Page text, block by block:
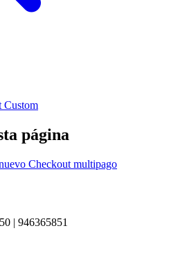
Custom
página
Checkout multipago
| 946365851